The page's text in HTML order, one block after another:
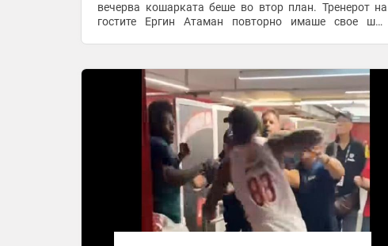
вечерва кошарката беше во втор план. Тренерот на
гостите Ергин Атаман повторно имаше свое шоу